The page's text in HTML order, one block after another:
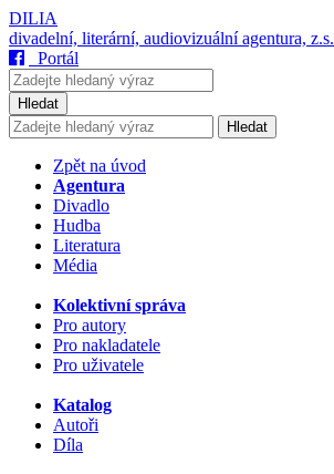
DILIA
divadelní, literární, audiovizuální agentura, z.s.
Portál
Hledat
Hledat
Zpět na úvod
Agentura
Divadlo
Hudba
Literatura
Média
Kolektivní správa
Pro autory
Pro nakladatele
Pro uživatele
Katalog
Autoři
Díla